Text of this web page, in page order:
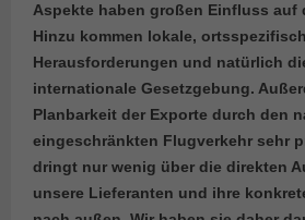
Aspekte haben großen Einfluss auf
Hinzu kommen lokale,
Herausforderungen und natürlich
internationale Gesetzgebung.
Planbarkeit der Exporte durch den
eingeschränkten Flugverkehr sehr
dringt nur wenig über die direkten
unsere Lieferanten und ihre